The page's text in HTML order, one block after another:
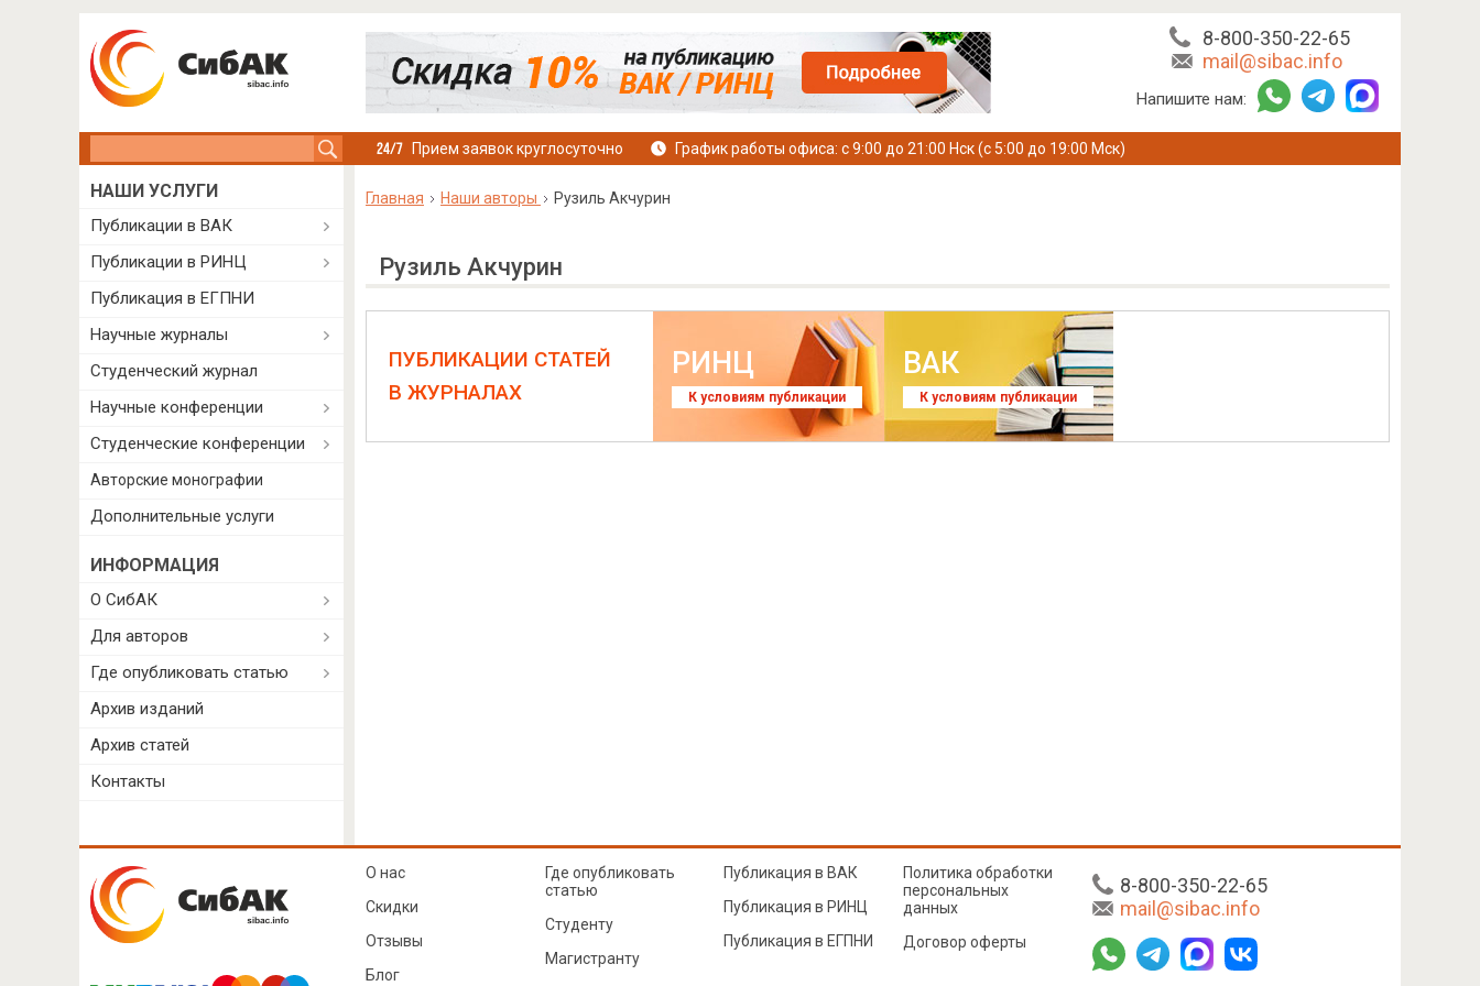
8-800-350-22-65
mail@sibac.info
Напишите нам:
Прием заявок круглосуточно График работы офиса: с 9:00 до 21:00 Нск (с 5:00 до 19:00 Мск)
Главная Наши авторы Рузиль Акчурин
Рузиль Акчурин
ПУБЛИКАЦИИ СТАТЕЙ
В ЖУРНАЛАХ
РИНЦ
К условиям публикации
ВАК
К условиям публикации
НАШИ УСЛУГИ
Публикации в ВАК
Публикации в РИНЦ
Публикация в ЕГПНИ
Научные журналы
Студенческий журнал
Научные конференции
Студенческие конференции
Авторские монографии
Дополнительные услуги
ИНФОРМАЦИЯ
О СибАК
Для авторов
Где опубликовать статью
Архив изданий
Архив статей
Контакты
8-800-350-22-65
mail@sibac.info
О нас
Скидки
Отзывы
Блог
Где опубликовать
статью
Студенту
Магистранту
Публикация в ВАК
Публикация в РИНЦ
Публикация в ЕГПНИ
Политика обработки
персональных
данных
Договор оферты